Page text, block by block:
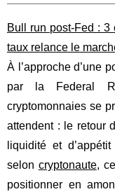
Bull run post-Fed :
taux relance le
À l’approche d’une
par la Federal
cryptomonnaies se
attendent : le retour
liquidité et
selon cryptonaute,
positionner en